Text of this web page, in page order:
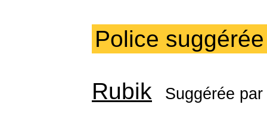
Police suggérée
Rubik Suggérée par